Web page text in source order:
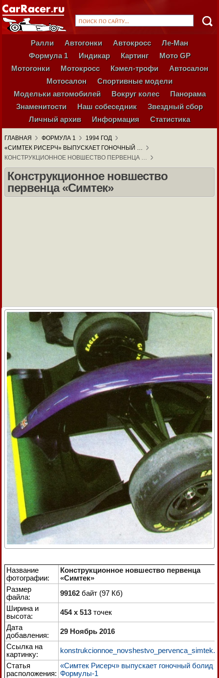
Ралли Автогонки Автокросс
Ле-Ман
Формула 1
Индикар Картинг
Мото GP
Мотогонки
Мотокросс Кэмел-трофи
Автосалон
Мотосалон
Спортивные модели
Модельки автомобилей
Вокруг колес
Панорама
Знаменитости
Наш собеседник
Звездный сбор
Личный архив
Информация Статистика
ГЛАВНАЯ ФОРМУЛА 1
1994 ГОД
«СИМТЕК РИСЕРЧ» ВЫПУСКАЕТ ГОНОЧНЫЙ …
КОНСТРУКЦИОННОЕ НОВШЕСТВО ПЕРВЕНЦА …
Конструкционное новшество
первенца «Симтек»
Название
фотографии:
Конструкционное новшество первенца
«Симтек»
Размер
файла:
99162 байт (97 Кб)
Ширина и
высота:
454 x 513 точек
Дата
добавления:
29 Ноябрь 2016
Ссылка на
картинку:
Статья
расположения:
«Симтек Рисерч» выпускает гоночный болид
Формулы-1